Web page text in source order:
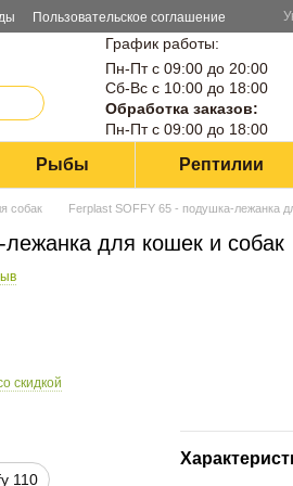
Пользовательское соглашение
График работы:
Пн-Пт с 09:00 до 20:00
Сб-Вс с 10:00 до 18:00
Обработка заказов:
Пн-Пт с 09:00 до 18:00
Рыбы Рептилии
собак Ferplast SOFFY 65 - подушка-лежанка
для кошек и собак
скидкой
110